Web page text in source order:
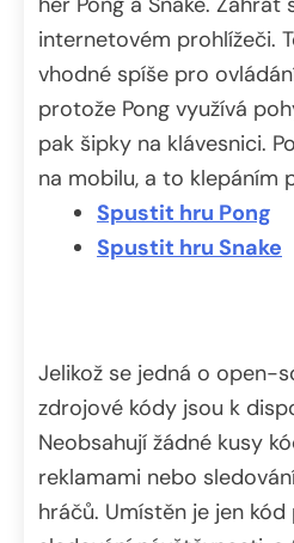
internetovém prohlížeči.
vhodné spíše pro
protože Pong využívá
pak šipky na klávesnici.
na mobilu, a to klepáním
Spustit hru Pong
Spustit hru Snake
Jelikož se jedná o open-
zdrojové kódy jsou k
Neobsahují žádné kusy
reklamami nebo
hráčů. Umístěn je jen